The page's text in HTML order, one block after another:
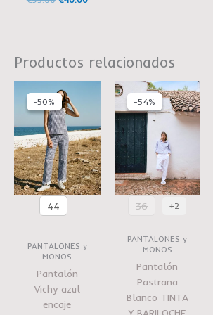
Productos relacionados
-50%
-50%
44
PANTALONES y
MONOS
Pantalón
Vichy azul
encaje
original
era:
€119.90.
actual
es:
€60.00.
-54%
-54%
36 +2
PANTALONES y
MONOS
Pantalón
Pastrana
Blanco TINTA
Y BARILOCHE
El
precio
original
€75.95.
El
precio
actual
es:
€35.00.